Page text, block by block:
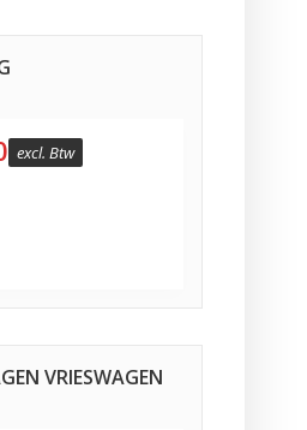
excl. Btw
VRIESWAGEN